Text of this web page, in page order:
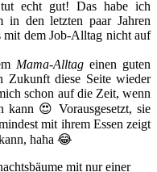
echt gut! Das habe ich
in den letzten paar Jahren
dem Job-Alltag nicht auf
Mama-Alltag einen guten
Zukunft diese Seite wieder
schon auf die Zeit, wenn
😍 Vorausgesetzt, sie
mit ihrem Essen zeigt
haha 😂